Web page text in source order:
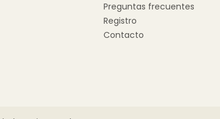
Preguntas frecuentes
Registro
Contacto